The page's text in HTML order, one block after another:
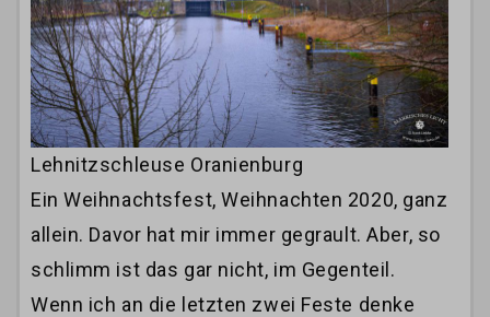
Lehnitzschleuse Oranienburg
Ein Weihnachtsfest, Weihnachten 2020, ganz
allein. Davor hat mir immer gegrault. Aber, so
schlimm ist das gar nicht, im Gegenteil.
Wenn ich an die letzten zwei Feste denke